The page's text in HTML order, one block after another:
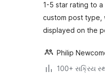
1-5 star rating to
custom post type,
displayed on the
Philip
100+ સક્રિય